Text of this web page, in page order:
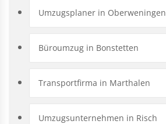
Umzugsplaner in Oberweningen
Büroumzug in Bonstetten
Transportfirma in Marthalen
Umzugsunternehmen in Risch